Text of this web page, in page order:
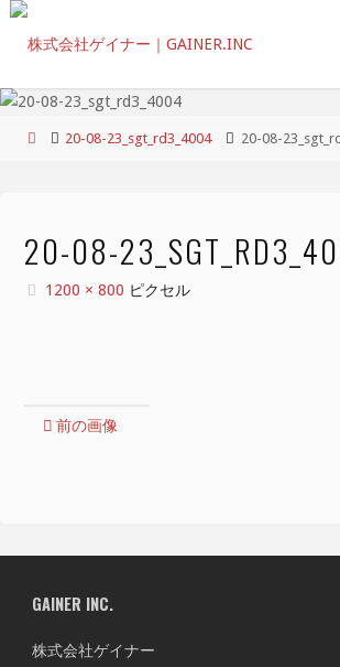
コ
ン
ホ
20-08-23_sgt_rd3_4004 20-08-
20-08-
フ
1200 × 800 ピクセル
前の画像
GAINER INC.
株式会社ゲイナー